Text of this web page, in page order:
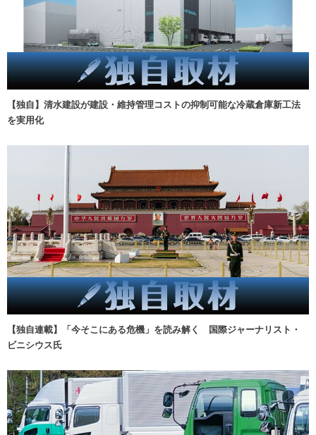
【独自】清水建設が建設・維持管理コストの抑制可能な冷蔵倉庫新工法
を実用化
【独自連載】「今そこにある危機」を読み解く 国際ジャーナリスト・
ビニシウス氏